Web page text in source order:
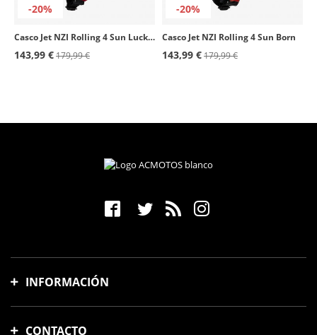
-20%
Casco Jet NZI Rolling 4 Sun Lucky Mate
143,99 €179,99 €
-20%
Casco Jet NZI Rolling 4 Sun Born
143,99 €179,99 €
INFORMACIÓN
Formas de pago
CONTACTO